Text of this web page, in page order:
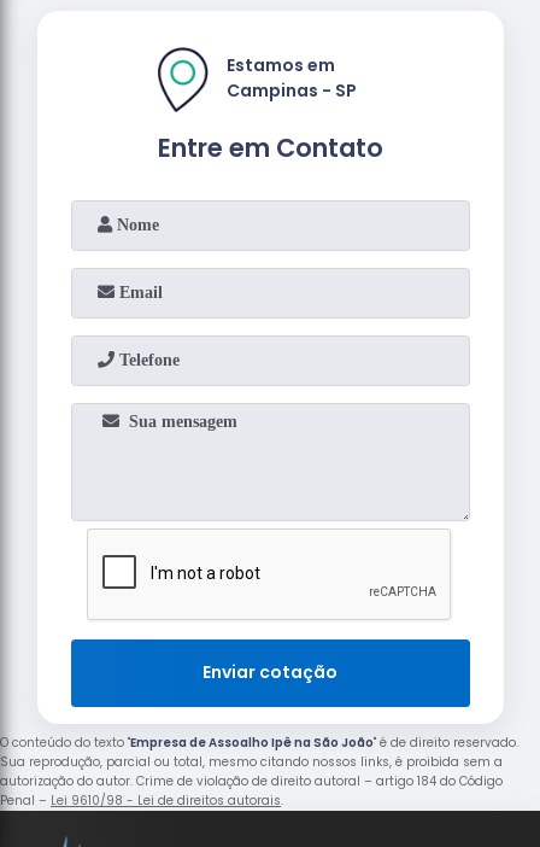
Entre em Contato
Estamos em
Campinas - SP
Enviar cotação
O conteúdo do texto "Empresa de Assoalho Ipê na São João" é de direito reservado.
Sua reprodução, parcial ou total, mesmo citando nossos links, é proibida sem a
autorização do autor. Crime de violação de direito autoral – artigo 184 do Código
Penal – Lei 9610/98 - Lei de direitos autorais.